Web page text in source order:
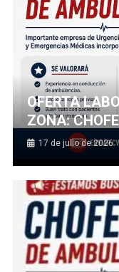
OFERTA
ZONA:
17 de julio de 2026